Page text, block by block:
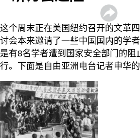
这个周末正在美国纽约召开的文革
讨会本来邀请了一些中国国内的学
是有8名学者遭到国家安全部门的阻
行。下面是自由亚洲电台记者申华的